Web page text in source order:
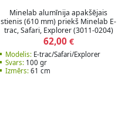
Minelab alumīnija apakšējais
stienis (610 mm) priekš Minelab E-
trac, Safari, Explorer (3011-0204)
62,00€
Modelis: E-trac/Safari/Explorer
Svars: 100 gr
Izmērs: 61 cm